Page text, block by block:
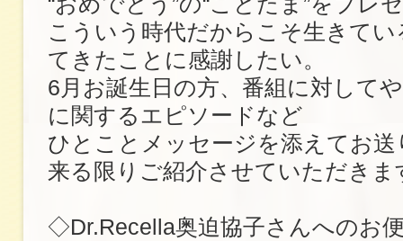
こういう時代だからこそ生きて
てきたことに感謝したい。
6月お誕生日の方、番組に対して
に関するエピソードなど
ひとことメッセージを添えてお
来る限りご紹介させていただきま
◇Dr.Recella奥迫協子さんへのお